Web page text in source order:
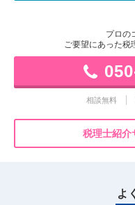
プロの
ご要望にあった税
相談無料
税理士紹介
よ